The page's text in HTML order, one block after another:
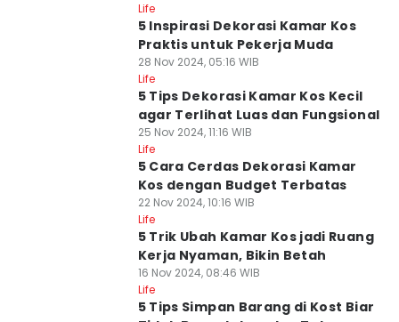
Life
5 Inspirasi Dekorasi Kamar Kos
Praktis untuk Pekerja Muda
28 Nov 2024, 05:16 WIB
Life
5 Tips Dekorasi Kamar Kos Kecil
agar Terlihat Luas dan Fungsional
25 Nov 2024, 11:16 WIB
Life
5 Cara Cerdas Dekorasi Kamar
Kos dengan Budget Terbatas
22 Nov 2024, 10:16 WIB
Life
5 Trik Ubah Kamar Kos jadi Ruang
Kerja Nyaman, Bikin Betah
16 Nov 2024, 08:46 WIB
Life
5 Tips Simpan Barang di Kost Biar